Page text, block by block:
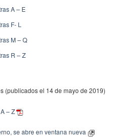
A – E
F- L
M – Q
R – Z
(publicados el 14 de mayo de 2019)
– Z
se abre en ventana nueva